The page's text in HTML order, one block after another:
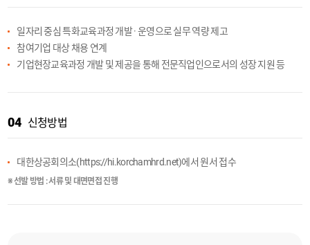
일자리 중심 특화교육과정 개발 · 운영으로 실무 역량 제고
참여기업 대상 채용 연계
기업현장교육과정 개발 및 제공을 통해 전문직업인으로서의 성장 지원 등
04 신청방법
대한상공회의소(https://hi.korchamhrd.net)에서 원서 접수
※ 선발 방법 : 서류 및 대면면접 진행